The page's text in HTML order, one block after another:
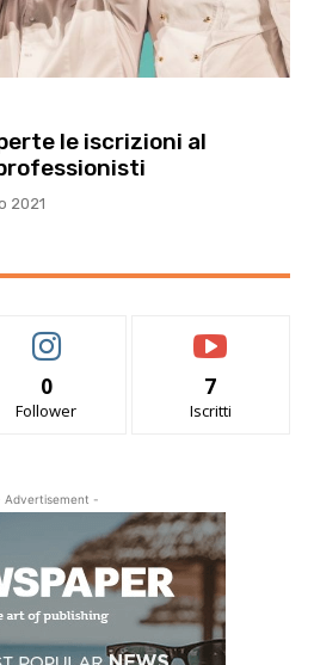
le iscrizioni al
2021
0
Follower
7
Iscritti
Advertisement -